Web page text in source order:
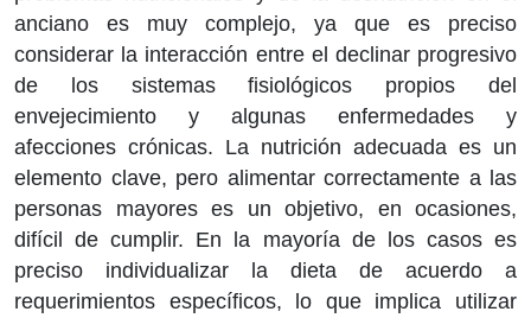
anciano es muy complejo, ya que es preciso
considerar la interacción entre el declinar progresivo
de los sistemas fisiológicos propios del
envejecimiento y algunas enfermedades y
afecciones crónicas. La nutrición adecuada es un
elemento clave, pero alimentar correctamente a las
personas mayores es un objetivo, en ocasiones,
difícil de cumplir. En la mayoría de los casos es
preciso individualizar la dieta de acuerdo a
requerimientos específicos, lo que implica utilizar